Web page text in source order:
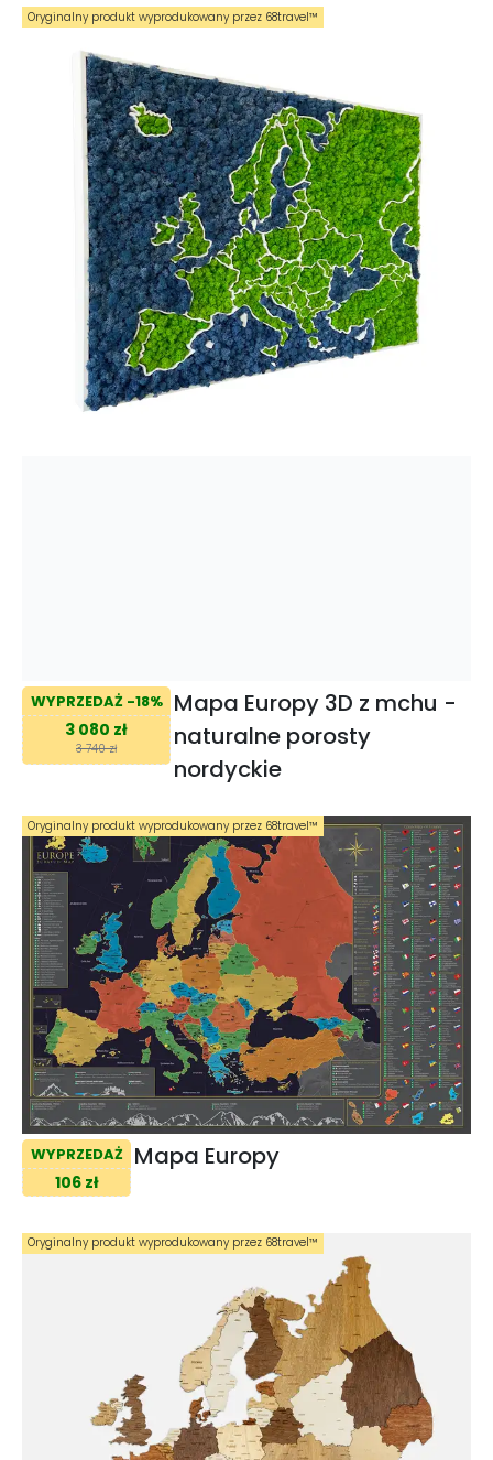
WYPRZEDAŻ -18%
3 080 zł
3 740 zł
Mapa Europy 3D z mchu -
naturalne porosty
nordyckie
Oryginalny produkt wyprodukowany przez 68travel™️
WYPRZEDAŻ
106 zł
Mapa Europy
Oryginalny produkt wyprodukowany przez 68travel™️
Oryginalny produkt wyprodukowany przez 68travel™️